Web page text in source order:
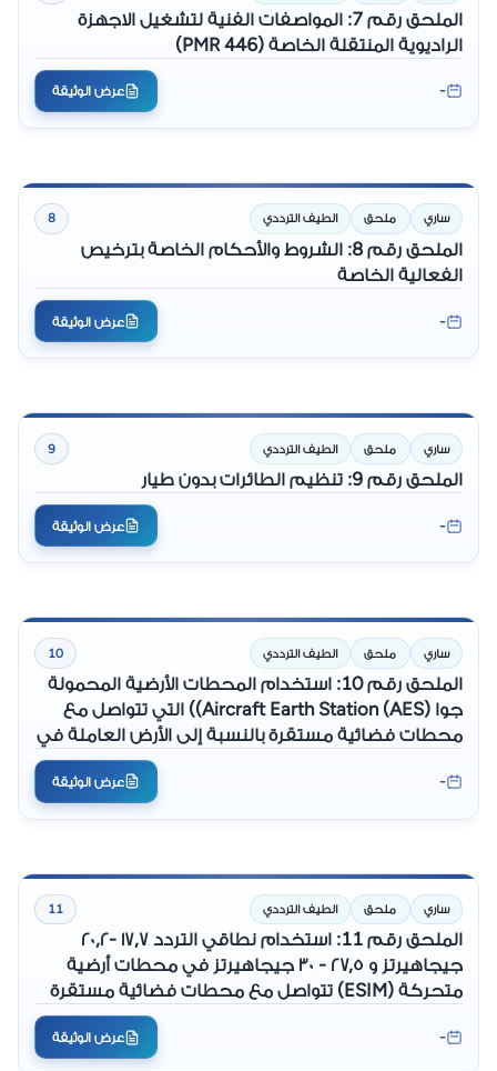
الملحق رقم 7: المواصفات الفنية لتشغيل الاجهزة
الراديوية المنتقلة الخاصة (PMR 446)
- عرض الوثيقة
ساري ملحق الطيف الترددي 8
الملحق رقم 8: الشروط والأحكام الخاصة بترخيص
الفعالية الخاصة
- عرض الوثيقة
ساري ملحق الطيف الترددي 9
الملحق رقم 9: تنظيم الطائرات بدون طيار
- عرض الوثيقة
ساري ملحق الطيف الترددي 10
الملحق رقم 10: استخدام المحطات الأرضية المحمولة
جوا (Aircraft Earth Station (AES)) التي تتواصل مع
محطات فضائية مستقرة بالنسبة إلى الأرض العاملة في
النطاقات الترددية (١٠,٧٠ - ١١,٧٠) جيجاهيرتز و (١٢,٥٠- ١٢,٧٥)
جيجاهيرتز و (١٤,٠٠- ١٤,٥٠) جيجاهيرتز
- عرض الوثيقة
ساري ملحق الطيف الترددي 11
الملحق رقم 11: استخدام نطاقي التردد ١٧,٧ -٢٠,٢
جيجاهيرتز و ٢٧,٥ - ٣٠ جيجاهيرتز في محطات أرضية
متحركة (ESIM) تتواصل مع محطات فضائية مستقرة
بالنسبة إلى الأرض (GSO) في الخدمة الثابتة الساتلية
(FSS)
- عرض الوثيقة